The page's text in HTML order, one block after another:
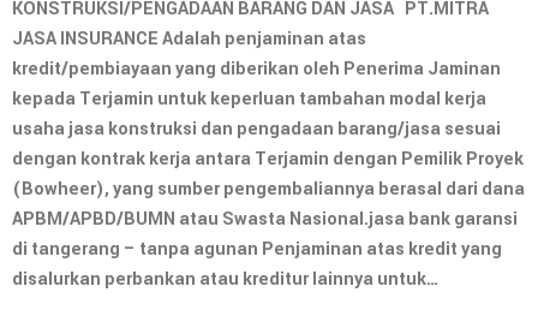
KONSTRUKSI/PENGADAAN BARANG DAN JASA PT.MITRA
JASA INSURANCE Adalah penjaminan atas
kredit/pembiayaan yang diberikan oleh Penerima Jaminan
kepada Terjamin untuk keperluan tambahan modal kerja
usaha jasa konstruksi dan pengadaan barang/jasa sesuai
dengan kontrak kerja antara Terjamin dengan Pemilik Proyek
(Bowheer), yang sumber pengembaliannya berasal dari dana
APBM/APBD/BUMN atau Swasta Nasional.jasa bank garansi
di tangerang – tanpa agunan Penjaminan atas kredit yang
disalurkan perbankan atau kreditur lainnya untuk…